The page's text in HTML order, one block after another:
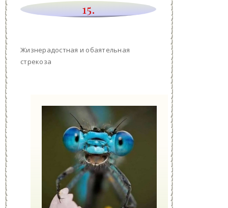
15.
Жизнерадостная и обаятельная
стрекоза